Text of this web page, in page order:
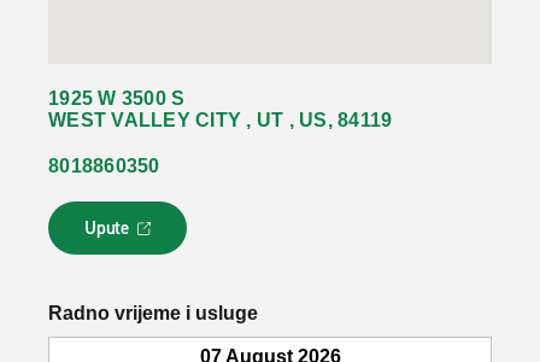
1925 W 3500 S
WEST VALLEY CITY , UT , US, 84119
8018860350
Upute
L
i
k
Radno vrijeme i usluge
07 August 2026